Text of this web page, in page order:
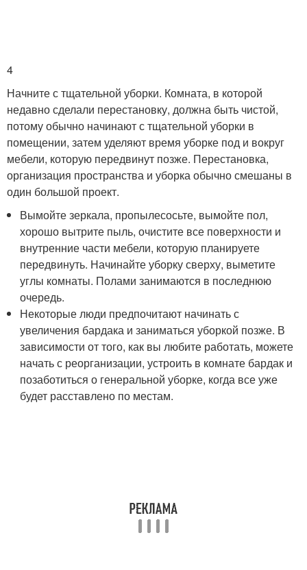
4
Начните с тщательной уборки. Комната, в которой
недавно сделали перестановку, должна быть чистой,
потому обычно начинают с тщательной уборки в
помещении, затем уделяют время уборке под и вокруг
мебели, которую передвинут позже. Перестановка,
организация пространства и уборка обычно смешаны в
один большой проект.
Вымойте зеркала, пропылесосьте, вымойте пол,
хорошо вытрите пыль, очистите все поверхности и
внутренние части мебели, которую планируете
передвинуть. Начинайте уборку сверху, выметите
углы комнаты. Полами занимаются в последнюю
очередь.
Некоторые люди предпочитают начинать с
увеличения бардака и заниматься уборкой позже. В
зависимости от того, как вы любите работать, можете
начать с реорганизации, устроить в комнате бардак и
позаботиться о генеральной уборке, когда все уже
будет расставлено по местам.